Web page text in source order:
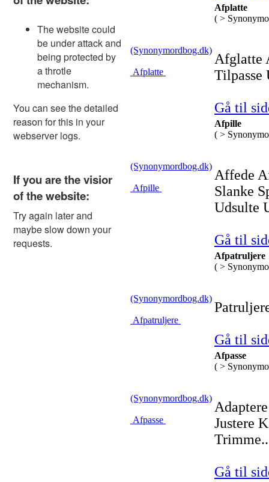
(Synonymordbog.dk)
Afplatte
Afplatte
( >
Afglatte
Tilpasse
Gå til
(Synonymordbog.dk)
Afpille
Afpille
( >
Affede
Slanke
Udsulte
Gå til
(Synonymordbog.dk)
Afpatruljere
Afpatruljere
( >
Gå til
(Synonymordbog.dk)
Afpasse
Afpasse
( >
Justere
Gå til